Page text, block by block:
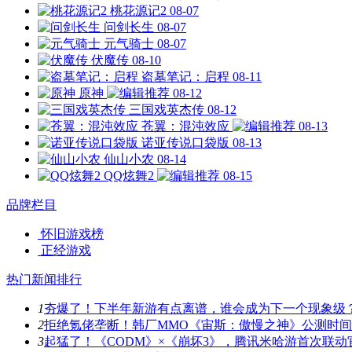
桃花源记2 08-07
问剑长生 08-07
元气骑士 08-07
伏魔传 08-10
盗墓笔记：启程 08-11
原神
08-12
三国戏英杰传 08-12
苍翼：混沌效应
08-13
诺亚传说口袋版 08-13
仙山小农 08-14
QQ炫舞2
08-15
品牌栏目
怀旧游戏榜
正经游戏
热门新闻排行
1夯爆了！下半年新游有点离谱，谁会成为下一个现象级
2拒绝氪佬垄断！韩厂MMO《宙斯：傲慢之神》公测时间
3起猛了！《CODM》×《崩坏3》，腾讯米哈游首次联动